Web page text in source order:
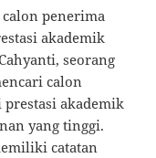
penerima
akademik
seorang
calon
akademik
yang tinggi.
catatan